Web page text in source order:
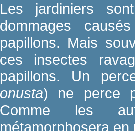
Les jardiniers
dommages
papillons. Mais
ces insectes
papillons. Un
onusta) ne perce
Comme les
métamorphosera en